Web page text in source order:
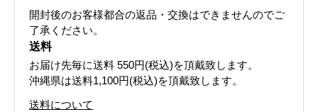
開封後のお客様都合の返品・交換はできませんのでご
了承ください。
送料
お届け先毎に送料 550円(税込)を頂戴致します。
沖縄県は送料1,100円(税込)を頂戴致します。
送料について